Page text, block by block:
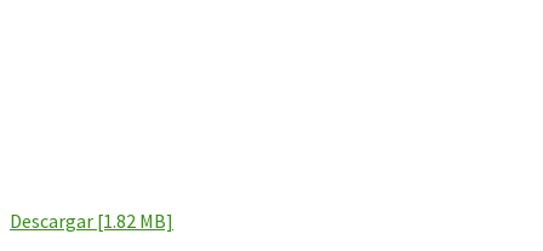
Descargar [1.82 MB]